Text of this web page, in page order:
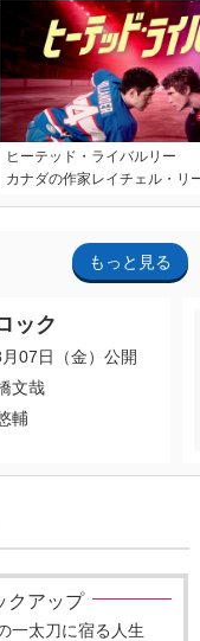
ヒーテッド・ライバルリー
カナダの作家レイチェル・リ
もっと見る
ック
07日（金）公開
文哉
輔
クアップ
一太刀に宿る人生